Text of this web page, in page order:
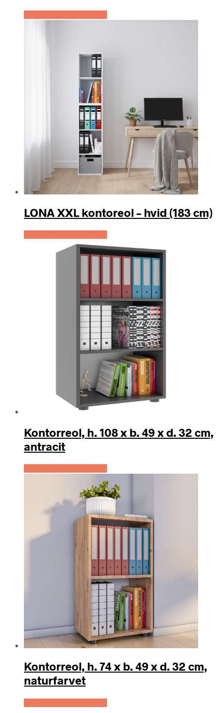
LONA XXL kontoreol – hvid (183 cm)
Kontorreol, h. 108 x b. 49 x d. 32 cm,
antracit
Kontorreol, h. 74 x b. 49 x d. 32 cm,
naturfarvet